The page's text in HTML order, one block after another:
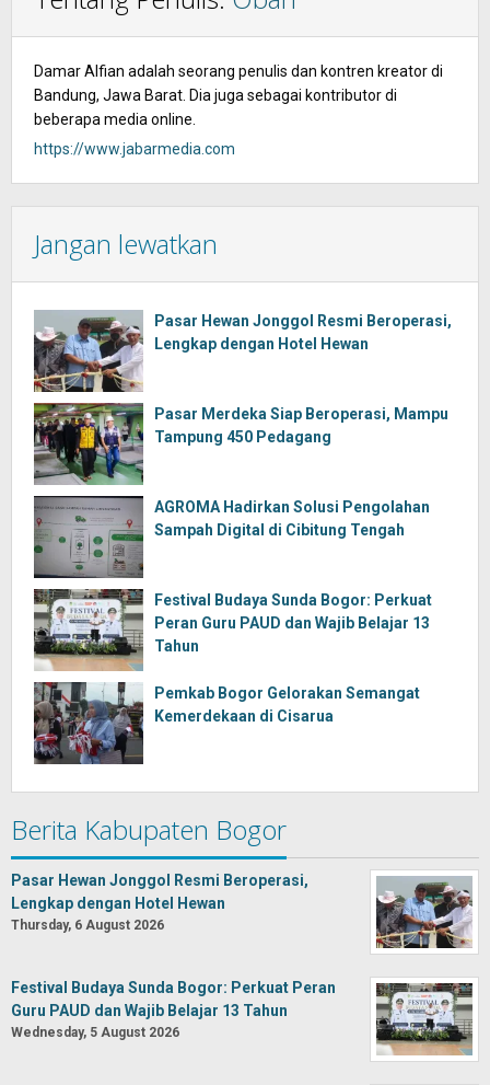
Damar Alfian adalah seorang penulis dan kontren kreator di
Bandung, Jawa Barat. Dia juga sebagai kontributor di
beberapa media online.
https://www.jabarmedia.com
Jangan lewatkan
Pasar Hewan Jonggol Resmi Beroperasi,
Lengkap dengan Hotel Hewan
Pasar Merdeka Siap Beroperasi, Mampu
Tampung 450 Pedagang
AGROMA Hadirkan Solusi Pengolahan
Sampah Digital di Cibitung Tengah
Festival Budaya Sunda Bogor: Perkuat
Peran Guru PAUD dan Wajib Belajar 13
Tahun
Pemkab Bogor Gelorakan Semangat
Kemerdekaan di Cisarua
Berita Kabupaten Bogor
Pasar Hewan Jonggol Resmi Beroperasi,
Lengkap dengan Hotel Hewan
Thursday, 6 August 2026
Festival Budaya Sunda Bogor: Perkuat Peran
Guru PAUD dan Wajib Belajar 13 Tahun
Wednesday, 5 August 2026